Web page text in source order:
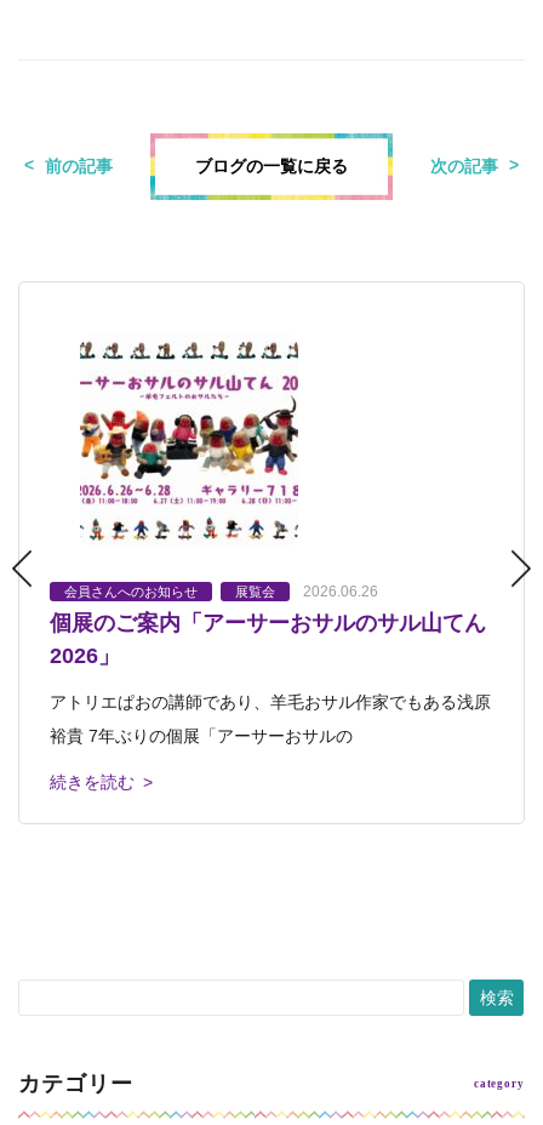
前の記事 ブログの一覧に戻る 次の記事
会員さんへのお知らせ 展覧会 2026.06.26
個展のご案内「アーサーおサルのサル山てん
2026」
アトリエぱおの講師であり、羊毛おサル作家でもある浅原
裕貴 7年ぶりの個展「アーサーおサルの
続きを読む >
会員さんへのお知らせ 展覧会 2026.06.12
「アーサーおサルのサル山てん2026」
こんにちは。こどもクラスの浅原です。 私はこどもクラ
スの講師ですが、羊毛おサル作家でもあり
続きを読む >
プレプチ プチクラス キッズクラス・ジュニアクラス
中高生クラス・おとなクラス 会員さんへのお知らせ スケッ
チツアー
江田島青少年交流の家へ視察 ファミリーア
ートキャンプ in 江田島
こんにちは！ こどもクラス講師の樺澤です。 春らしい
会員さんへのお知らせ 展覧会 2026.03.08
平和大通り芸術祭
平和大通り芸術祭 開催中です。 自由に散策できると
ころに作品が
続きを読む >
キッズクラス・ジュニアクラス 会員さんへのお知らせ
会 2026.03.06
ホキ美術館へ行ってきました
みなさんこんにちは。 こどもクラス講師の中島です。 先
日、写実絵画専門の美術館、ホキ美術館
続きを読む >
カテゴリー